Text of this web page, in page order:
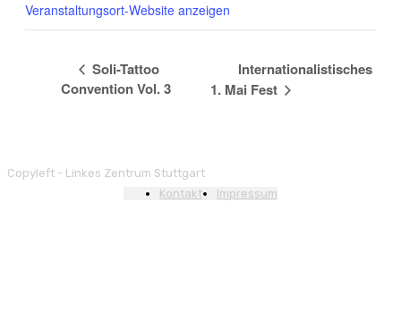
Veranstaltungsort-Website anzeigen
Soli-Tattoo
Convention Vol. 3
Internationalistisches
1. Mai Fest
Copyleft - Linkes Zentrum Stuttgart
Kontakt
Impressum